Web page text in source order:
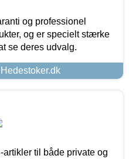
og professionel
og er specielt stærke
se deres udvalg.
til både private og